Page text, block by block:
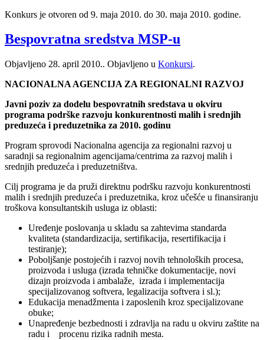
Konkurs je otvoren od 9. maja 2010. do 30. maja 2010. godine.
Bespovratna sredstva MSP-u
Objavljeno 28. april 2010.. Objavljeno u Konkursi.
NACIONALNA AGENCIJA ZA REGIONALNI RAZVOJ
Javni poziv za dodelu bespovratnih sredstava u okviru
programa podrške razvoju konkurentnosti malih i srednjih
preduzeća i preduzetnika za 2010. godinu
Program sprovodi Nacionalna agencija za regionalni razvoj u
saradnji sa regionalnim agencijama/centrima za razvoj malih i
srednjih preduzeća i preduzetništva.
Cilj programa je da pruži direktnu podršku razvoju konkurentnosti
malih i srednjih preduzeća i preduzetnika, kroz učešće u finansiranju
troškova konsultantskih usluga iz oblasti:
Uređenje poslovanja u skladu sa zahtevima standarda
kvaliteta (standardizacija, sertifikacija, resertifikacija i
testiranje);
Poboljšanje postojećih i razvoj novih tehnoloških procesa,
proizvoda i usluga (izrada tehničke dokumentacije, novi
dizajn proizvoda i ambalaže, izrada i implementacija
specijalizovanog softvera, legalizacija softvera i sl.);
Edukacija menadžmenta i zaposlenih kroz specijalizovane
obuke;
Unapređenje bezbednosti i zdravlja na radu u okviru zaštite na
radu i procenu rizika radnih mesta.